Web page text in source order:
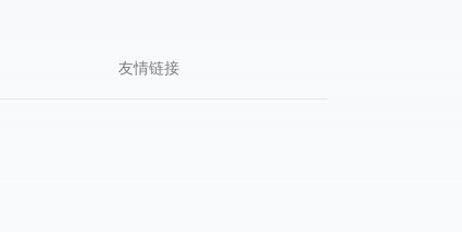
友情链接